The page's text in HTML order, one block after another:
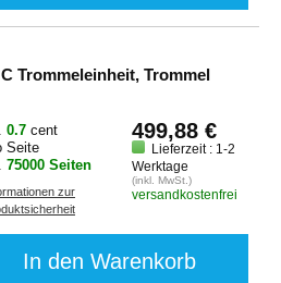
Trommeleinheit, Trommel
0.7 cent
Seite
75000 Seiten
zur
499,88 €
Lieferzeit : 1-2
Werktage
(inkl. MwSt.)
versandkostenfrei
In den Warenkorb